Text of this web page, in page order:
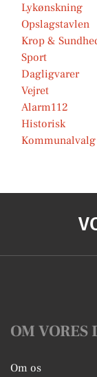
Lykønskning
Opslagstavlen
Krop &
Sport
Dagligvarer
Vejret
Alarm112
Historisk
OM VORES
Om os